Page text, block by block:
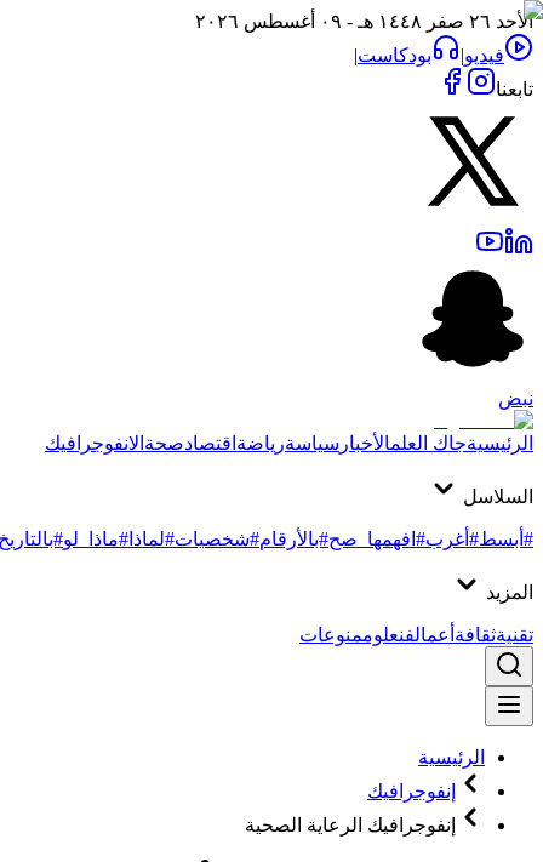
الأحد ٢٦ صفر ١٤٤٨ هـ - ٠٩ أغسطس ٢٠٢٦
فيديو| بودكاست|
تابعنا
نبض
الرئيسيةجاك العلمالأخبار سياسةرياضةاقتصادصحةالانفوجرافيك
السلاسل
#أبسط#أغرب#افهمها_صح#بالأرقام#شخصيات#لماذا #ماذا_لو#بالتاريخ
المزيد
تقنيةثقافةأعمالفنعلوممنوعات
الرئيسية
إنفوجرافيك
إنفوجرافيك الرعاية الصحية